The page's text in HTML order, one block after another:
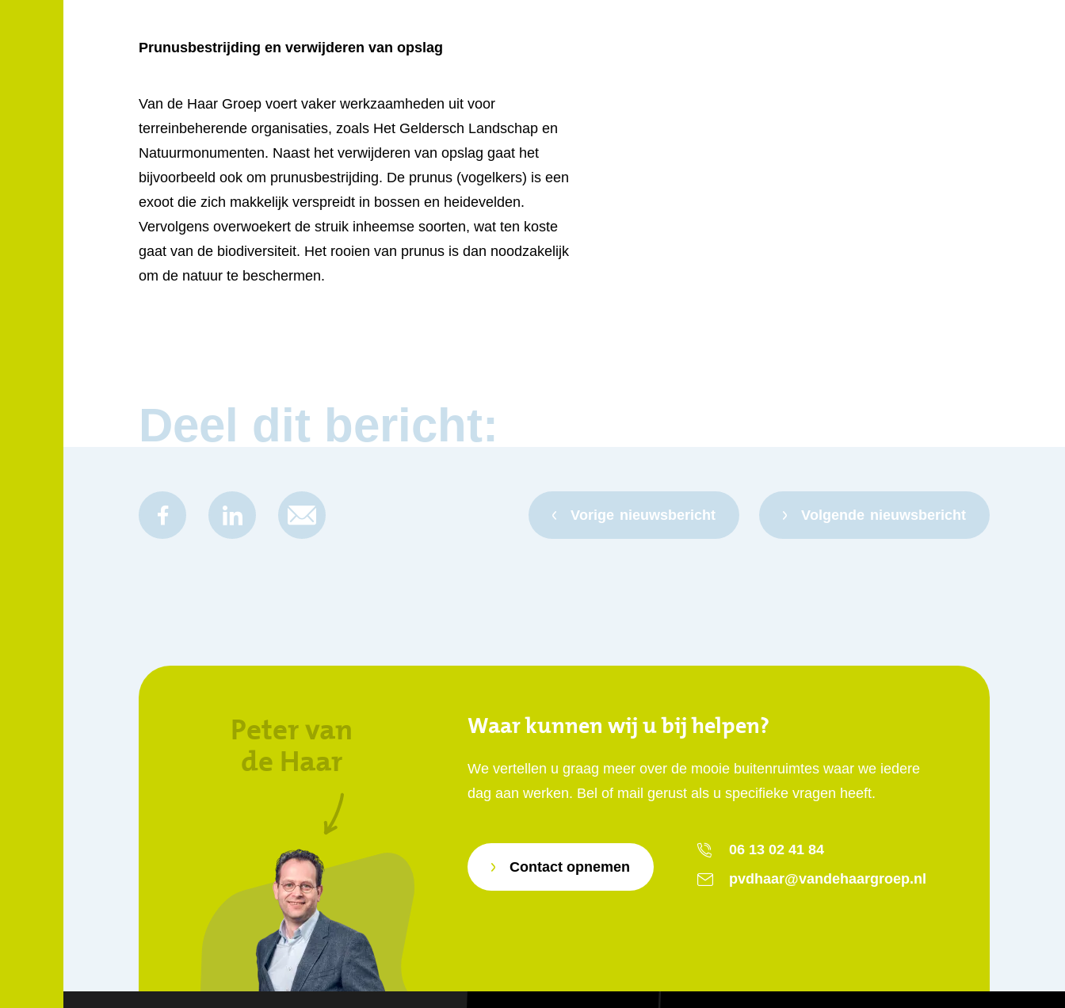
Prunusbestrijding en verwijderen van opslag
Van de Haar Groep voert vaker werkzaamheden uit voor
terreinbeherende organisaties, zoals Het Geldersch Landschap en
Natuurmonumenten. Naast het verwijderen van opslag gaat het
bijvoorbeeld ook om prunusbestrijding. De prunus (vogelkers) is een
exoot die zich makkelijk verspreidt in bossen en heidevelden.
Vervolgens overwoekert de struik inheemse soorten, wat ten koste
gaat van de biodiversiteit. Het rooien van prunus is dan noodzakelijk
om de natuur te beschermen.
Deel dit bericht:
Vorige nieuwsbericht Volgende nieuwsbericht
Waar kunnen wij u bij helpen?
We vertellen u graag meer over de mooie buitenruimtes waar we iedere
dag aan werken. Bel of mail gerust als u specifieke vragen heeft.
Contact opnemen
06 13 02 41 84
pvdhaar@vandehaargroep.nl
Peter van
de Haar